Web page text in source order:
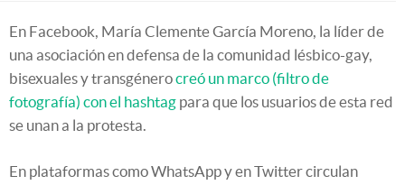
En Facebook, María Clemente García Moreno, la líder de
una asociación en defensa de la comunidad lésbico-gay,
bisexuales y transgénerocreó un marco (filtro de
fotografía) con el hashtag para que los usuarios de esta red
se unan a la protesta.
En plataformas como WhatsApp y en Twitter circulan